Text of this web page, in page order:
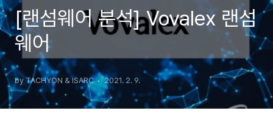
[랜섬웨어 분석] Vovalex 랜섬
웨어
by TACHYON & ISARC 2021. 2. 9.